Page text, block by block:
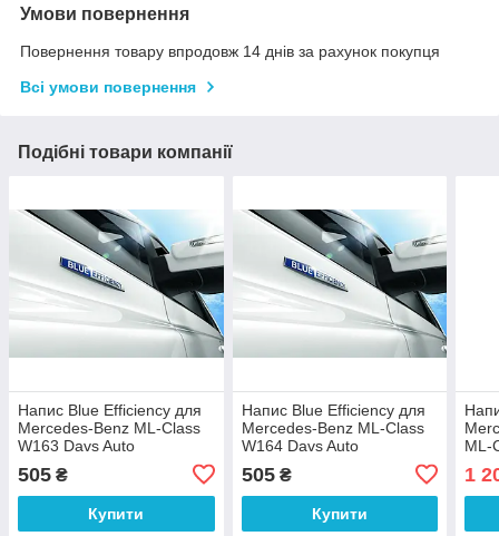
Умови повернення
Повернення товару впродовж 14 днів за рахунок покупця
Всі умови повернення
Подібні товари компанії
Напис Blue Efficiency для
Mercedes-Benz ML-Class
W163 Davs Auto
505 ₴
Купити
Напис Blue Efficiency для
Mercedes-Benz ML-Class
W164 Davs Auto
505₴
Купити
ML-
1